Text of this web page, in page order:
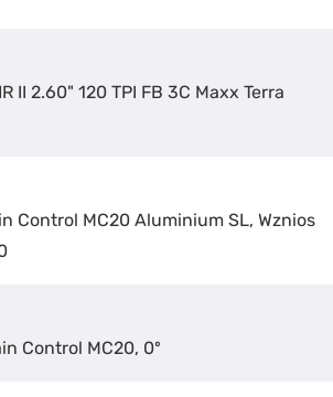
II 2.60" 120 TPI FB 3C Maxx Terra
Control MC20 Aluminium SL, Wznios
Control MC20, 0º
Twoich danych jest Czarnota Sport Centrum